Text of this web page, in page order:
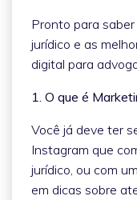
Pronto para
jurídico e as
digital para
1. O que é
Você já deve ter
Instagram que
jurídico, ou com
em dicas sobre